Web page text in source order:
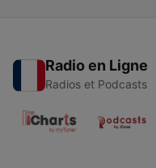
Radio en Ligne
Radios et Podcasts